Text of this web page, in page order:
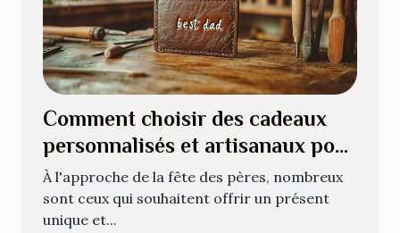
Comment choisir des cadeaux
personnalisés et artisanaux pour
la fête des pères
À l'approche de la fête des pères, nombreux
sont ceux qui souhaitent offrir un présent
unique et...